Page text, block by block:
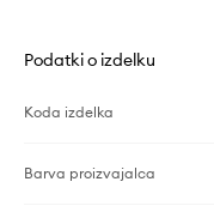
Podatki o izdelku
Koda izdelka
Barva proizvajalca